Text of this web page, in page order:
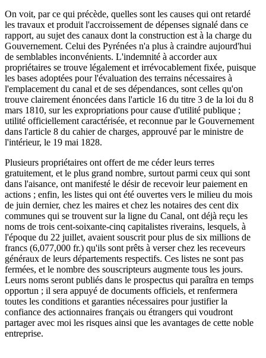
On voit, par ce qui précède, quelles sont les causes qui ont retardé
les travaux et produit l'accroissement de dépenses signalé dans ce
rapport, au sujet des canaux dont la construction est à la charge du
Gouvernement. Celui des Pyrénées n'a plus à craindre aujourd'hui
de semblables inconvénients. L'indemnité à accorder aux
propriétaires se trouve légalement et irrévocablement fixée, puisque
les bases adoptées pour l'évaluation des terrains nécessaires à
l'emplacement du canal et de ses dépendances, sont celles qu'on
trouve clairement énoncées dans l'article 16 du titre 3 de la loi du 8
mars 1810, sur les expropriations pour cause d'utilité publique ;
utilité officiellement caractérisée, et reconnue par le Gouvernement
dans l'article 8 du cahier de charges, approuvé par le ministre de
l'intérieur, le 19 mai 1828.
Plusieurs propriétaires ont offert de me céder leurs terres
gratuitement, et le plus grand nombre, surtout parmi ceux qui sont
dans l'aisance, ont manifesté le désir de recevoir leur paiement en
actions ; enfin, les listes qui ont été ouvertes vers le milieu du mois
de juin dernier, chez les maires et chez les notaires des cent dix
communes qui se trouvent sur la ligne du Canal, ont déjà reçu les
noms de trois cent-soixante-cinq capitalistes riverains, lesquels, à
l'époque du 22 juillet, avaient souscrit pour plus de six millions de
francs (6,077,000 fr.) qu'ils sont prêts à verser chez les receveurs
généraux de leurs départements respectifs. Ces listes ne sont pas
fermées, et le nombre des souscripteurs augmente tous les jours.
Leurs noms seront publiés dans le prospectus qui paraîtra en temps
opportun ; il sera appuyé de documents officiels, et renfermera
toutes les conditions et garanties nécessaires pour justifier la
confiance des actionnaires français ou étrangers qui voudront
partager avec moi les risques ainsi que les avantages de cette noble
entreprise.